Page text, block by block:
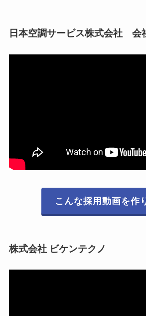
日本空調サービス株式会社 会
こんな採用動画を作
株式会社 ビケンテクノ